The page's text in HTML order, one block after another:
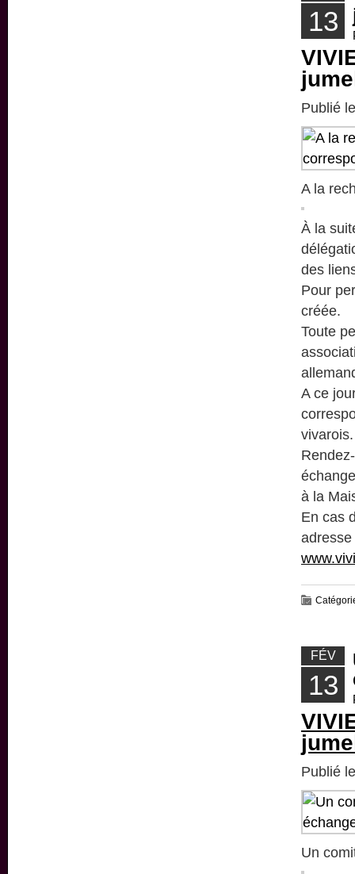
13
Publié
A la
À la
des
Pour
créée.
Toute
A ce
à la
En cas
FÉV
13
Publié
Un